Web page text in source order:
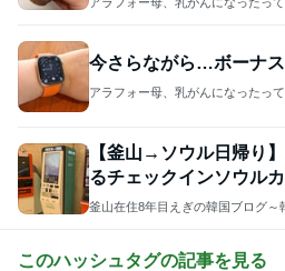
今さらながら…ボーナ
アラフォー母、乳がんになったって
【釜山→ソウル日帰り
るチェックインソウル
釜山在住8年目えぎの韓国ブログ～
このハッシュタグの記事を見る